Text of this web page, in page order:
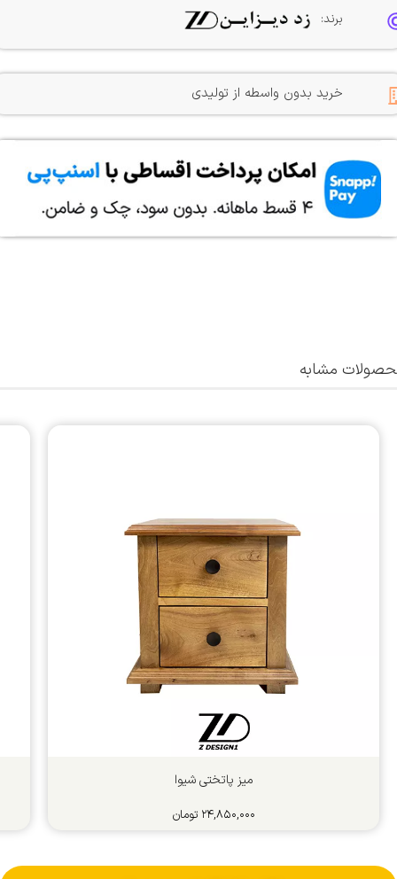
برند:
خرید بدون واسطه از تولیدی
مشابه
میز پاتختی شیوا
۲۴,۸۵۰,۰۰۰ تومان